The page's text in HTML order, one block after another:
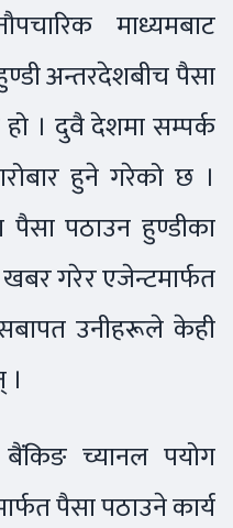
माध्यमबाट
अन्तरदेशबीच पैसा
। दुवै देशमा सम्पर्क
हुने गरेको छ ।
पठाउन हुण्डीका
गरेर एजेन्टमार्फत
उनीहरूले केही
च्यानल पयोग
पैसा पठाउने कार्य